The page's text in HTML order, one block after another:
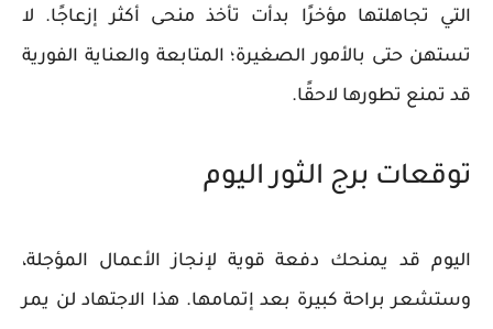
التي تجاهلتها مؤخرًا بدأت تأخذ منحى أكثر إزعاجًا. لا
تستهن حتى بالأمور الصغيرة؛ المتابعة والعناية الفورية
قد تمنع تطورها لاحقًا.
توقعات برج الثور اليوم
اليوم قد يمنحك دفعة قوية لإنجاز الأعمال المؤجلة،
وستشعر براحة كبيرة بعد إتمامها. هذا الاجتهاد لن يمر